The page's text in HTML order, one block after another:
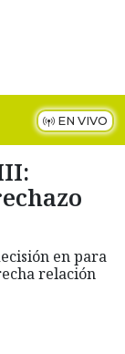
EN VIVO
en para
relación